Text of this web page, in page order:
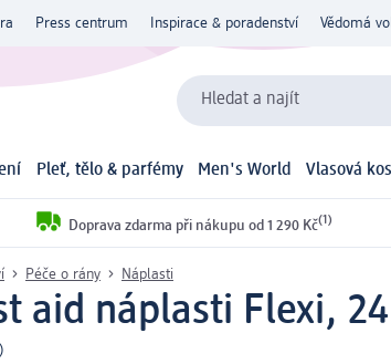
Press centrum Inspirace & poradenství Vědomá
Hledat a najít
Pleť, tělo & parfémy Men's World Vlasová
Doprava zdarma při nákupu od 1 290 Kč(1)
Péče o rány Náplasti
aid náplasti Flexi,
)